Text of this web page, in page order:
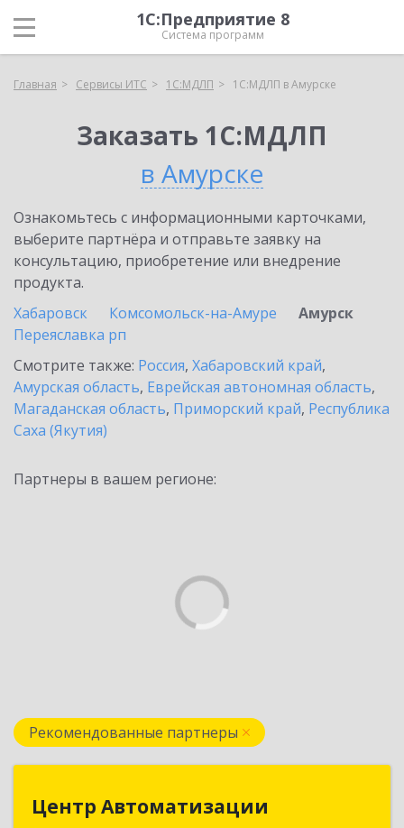
1С:Предприятие 8
Система программ
Главная Сервисы ИТС 1С:МДЛП 1С:МДЛП в Амурске
Заказать 1С:МДЛП
в Амурске
Ознакомьтесь с информационными карточками,
выберите партнёра и отправьте заявку на
консультацию, приобретение или внедрение
продукта.
Хабаровск
Комсомольск-на-Амуре
Амурск
Переяславка рп
Смотрите также: Россия, Хабаровский край,
Амурская область, Еврейская автономная область,
Магаданская область, Приморский край, Республика
Саха (Якутия)
Партнеры в вашем регионе:
Рекомендованные партнеры
Центр Автоматизации